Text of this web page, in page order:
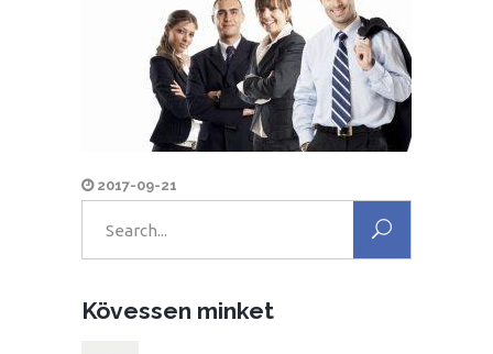
2017-09-21
Kövessen minket